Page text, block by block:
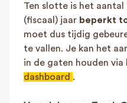
Ten slotte is het aantal
(fiscaal) jaar beperkt
moet dus tijdig
te vallen​. Je kan het
in de gaten houden via
dashboard .